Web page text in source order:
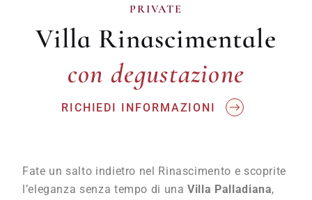
PRIVATE
Villa Rinascimentale
con degustazione
con degustazione
RICHIEDI INFORMAZIONI
Fate un salto indietro nel Rinascimento e scoprite
l’eleganza senza tempo di unaVilla Palladiana,